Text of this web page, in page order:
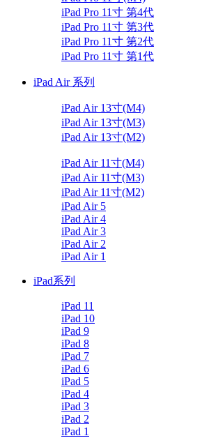
iPad Pro 11寸 第4代
iPad Pro 11寸 第3代
iPad Pro 11寸 第2代
iPad Pro 11寸 第1代
iPad Air 系列
iPad Air 13寸(M4)
iPad Air 13寸(M3)
iPad Air 13寸(M2)
iPad Air 11寸(M4)
iPad Air 11寸(M3)
iPad Air 11寸(M2)
iPad Air 5
iPad Air 4
iPad Air 3
iPad Air 2
iPad Air 1
iPad系列
iPad 11
iPad 10
iPad 9
iPad 8
iPad 7
iPad 6
iPad 5
iPad 4
iPad 3
iPad 2
iPad 1